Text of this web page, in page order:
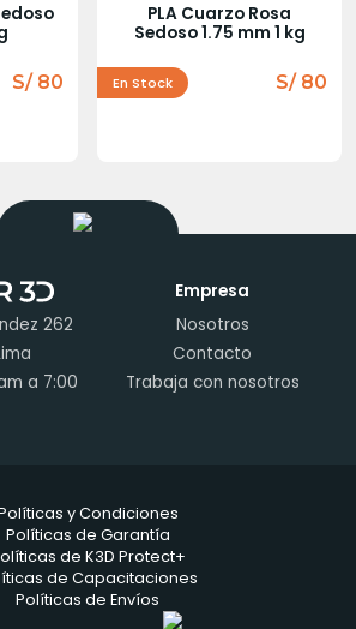
S/ 80
PLA Cuarzo Rosa
Sedoso 1.75 mm 1 kg
En Stock S/ 80
262
a 7:00
Empresa
Nosotros
Contacto
Trabaja con nosotros
y Condiciones
Políticas de Garantía
de K3D Protect+
de Capacitaciones
Políticas de Envíos